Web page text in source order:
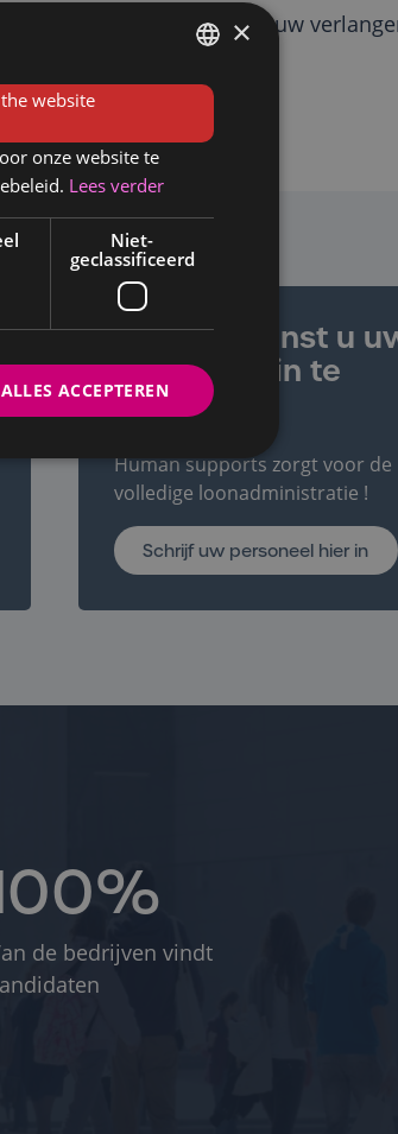
om u te leren kennen, om uw
Luisteren is essentieel
Schrijf uw personeel hier in
Payroll: Wenst u
personeel in te
schrijven ?
Human supports zorgt voor de
volledige loonadministratie !
Schrijf uw personeel hier in
de bedrijven vindt
FRENCH
DUTCH
×
website
onze website te
Lees verder
Niet-
geclassificeerd
ALLES ACCEPTEREN